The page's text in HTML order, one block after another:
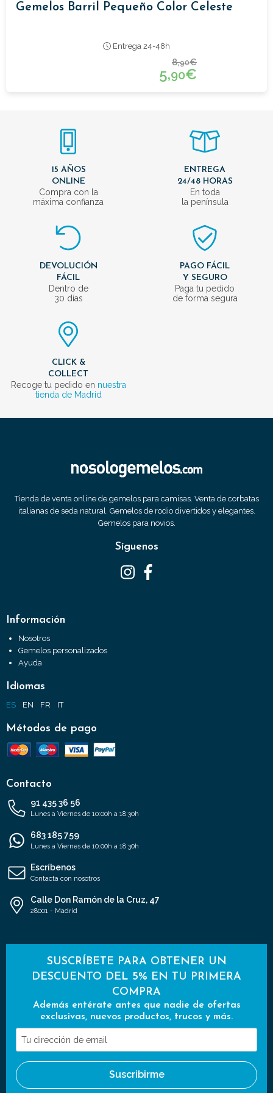
Gemelos Barril Pequeño Color Celeste
Entrega 24-48h
8,90€
5,90€
15 AÑOS
ONLINE
Compra con la
máxima confianza
ENTREGA
24/48 HORAS
En toda
la península
DEVOLUCIÓN
FÁCIL
Dentro de
30 días
PAGO FÁCIL
Y SEGURO
Paga tu pedido
de forma segura
CLICK &
COLLECT
Recoge tu pedido en nuestra
tienda de Madrid
Tienda de venta online de gemelos para camisas. Venta de corbatas
italianas de seda natural. Gemelos de rodio divertidos y elegantes.
Gemelos para novios.
Síguenos
Información
Nosotros
Gemelos personalizados
Ayuda
Idiomas
ES EN FR IT
Métodos de pago
Contacto
91 435 36 56
Lunes a Viernes de 10:00h a 18:30h
683 185 759
Lunes a Viernes de 10:00h a 18:30h
Escríbenos
Contacta con nosotros
Calle Don Ramón de la Cruz, 47
28001 - Madrid
SUSCRÍBETE PARA OBTENER UN
DESCUENTO DEL 5% EN TU PRIMERA
COMPRA
Además entérate antes que nadie de ofertas
exclusivas, nuevos productos, trucos y más.
Tu
dirección
de
email
Suscribirme